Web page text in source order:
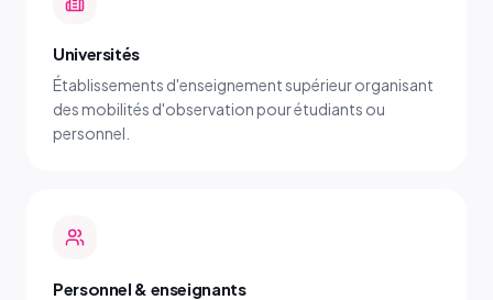
Universités
Établissements d'enseignement supérieur organisant
des mobilités d'observation pour étudiants ou
personnel.
Personnel & enseignants